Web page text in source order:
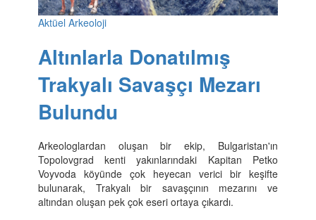
Aktüel Arkeoloji
Altınlarla Donatılmış
Trakyalı Savaşçı Mezarı
Bulundu
Arkeologlardan oluşan bir ekip, Bulgaristan'ın
Topolovgrad kenti yakınlarındaki Kapitan Petko
Voyvoda köyünde çok heyecan verici bir keşifte
bulunarak, Trakyalı bir savaşçının mezarını ve
altından oluşan pek çok eseri ortaya çıkardı.